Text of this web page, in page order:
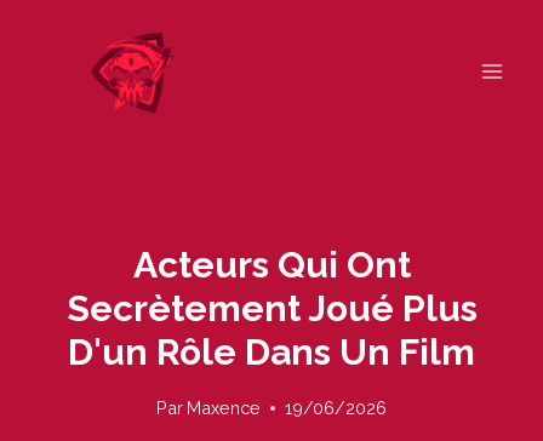
Acteurs Qui Ont
Secrètement Joué Plus
D'un Rôle Dans Un Film
Par Maxence 19/06/2026